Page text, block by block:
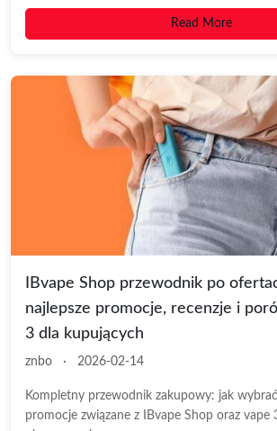
Read More
IBvape Shop przewodnik po
najlepsze promocje, recenzje i
3 dla kupujących
znbo · 2026-02-14
Kompletny przewodnik zakupowy: jak
promocje związane z IBvape Shop oraz vape